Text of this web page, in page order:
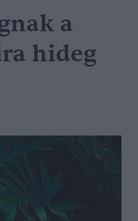
a
hideg